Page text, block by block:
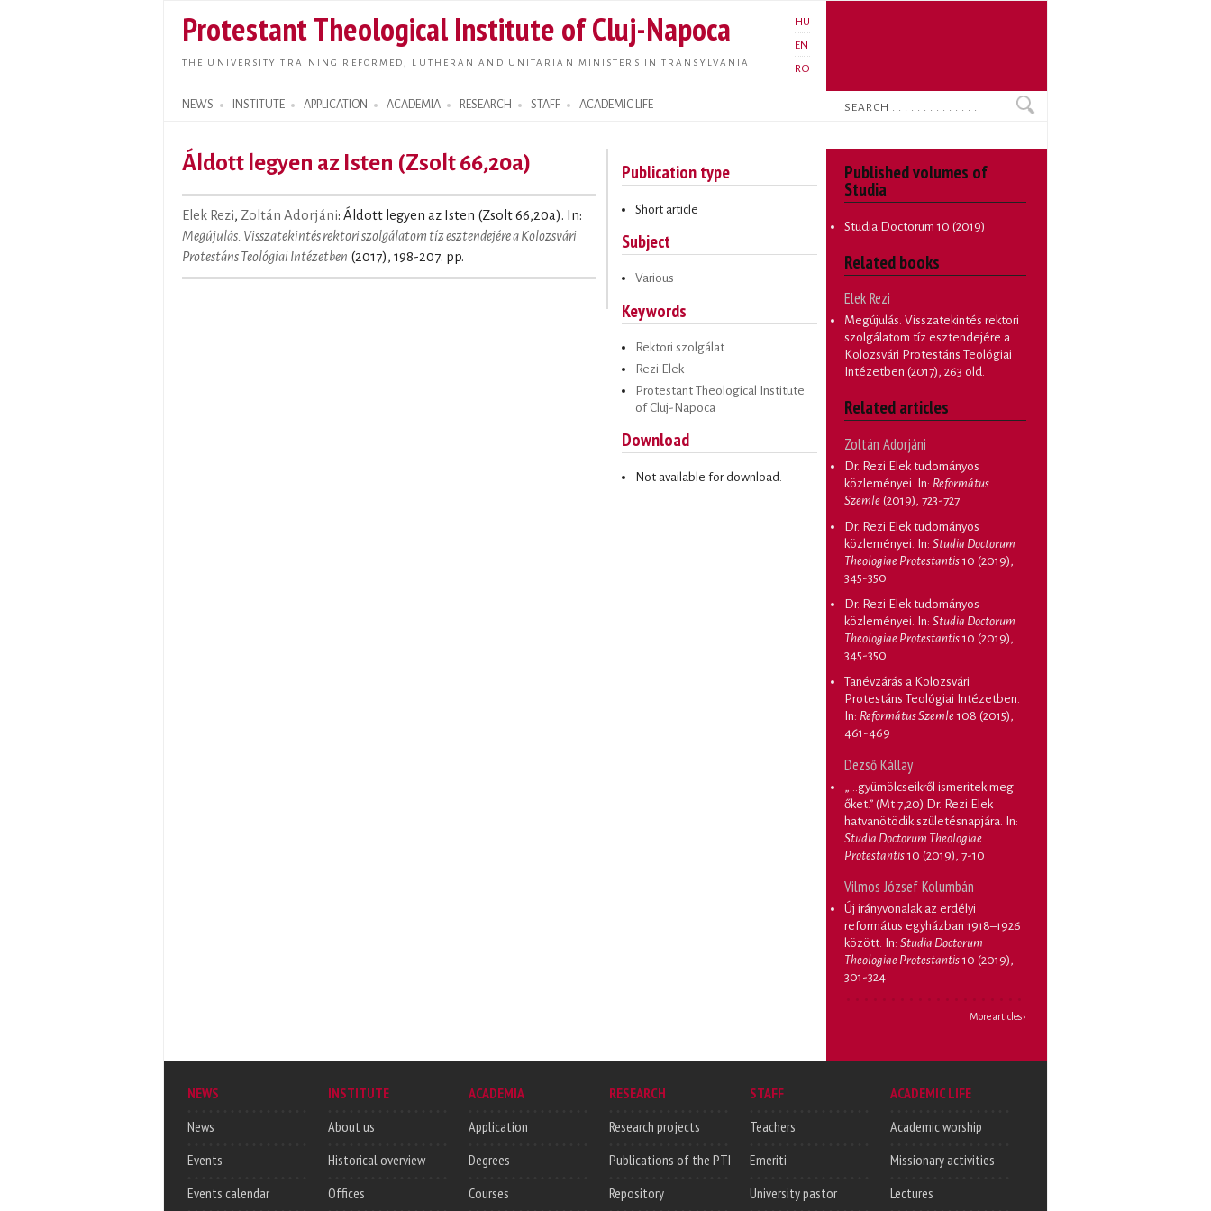
main
content
Protestant Theological Institute of Cluj-Napoca
THE UNIVERSITY TRAINING REFORMED, LUTHERAN AND UNITARIAN MINISTERS IN TRANSYLVANIA
HU
EN
RO
NEWS INSTITUTE APPLICATION ACADEMIA RESEARCH STAFF ACADEMIC LIFE
Search form
Search
Áldott legyen az Isten (Zsolt 66,20a)
Elek Rezi, Zoltán Adorjáni: Áldott legyen az Isten (Zsolt 66,20a). In:
Megújulás. Visszatekintés rektori szolgálatom tíz esztendejére a Kolozsvári
Protestáns Teológiai Intézetben (2017), 198-207. pp.
Publication type
Short article
Subject
Various
Keywords
Rektori szolgálat
Rezi Elek
Protestant Theological Institute
of Cluj-Napoca
Download
Not available for download.
Published volumes of
Studia
Studia Doctorum 10 (2019)
Related books
Elek Rezi
Megújulás. Visszatekintés rektori
szolgálatom tíz esztendejére a
Kolozsvári Protestáns Teológiai
Intézetben (2017), 263 old.
Related articles
Zoltán Adorjáni
Dr. Rezi Elek tudományos
közleményei . In: Református
Szemle (2019), 723-727
Dr. Rezi Elek tudományos
közleményei . In: Studia Doctorum
Theologiae Protestantis10 (2019),
345-350
Dr. Rezi Elek tudományos
közleményei . In: Studia Doctorum
Theologiae Protestantis10 (2019),
345-350
Tanévzárás a Kolozsvári
Protestáns Teológiai Intézetben
In: Református Szemle108 (2015),
461-469
Dezső Kállay
„…gyümölcseikről ismeritek meg
őket.” (Mt 7,20) Dr. Rezi Elek
hatvanötödik születésnapjára . In:
Studia Doctorum Theologiae
Protestantis10 (2019), 7-10
Vilmos József Kolumbán
Új irányvonalak az erdélyi
református egyházban 1918–1926
között. In: Studia Doctorum
Theologiae Protestantis10 (2019),
301-324
More articles ›
NEWS
News
Events
Events calendar
INSTITUTE
About us
Historical overview
Offices
ACADEMIA
Application
Degrees
Courses
RESEARCH
Research projects
Publications of the PTI
Repository
STAFF
Teachers
Emeriti
University pastor
ACADEMIC LIFE
Academic worship
Missionary activities
Lectures